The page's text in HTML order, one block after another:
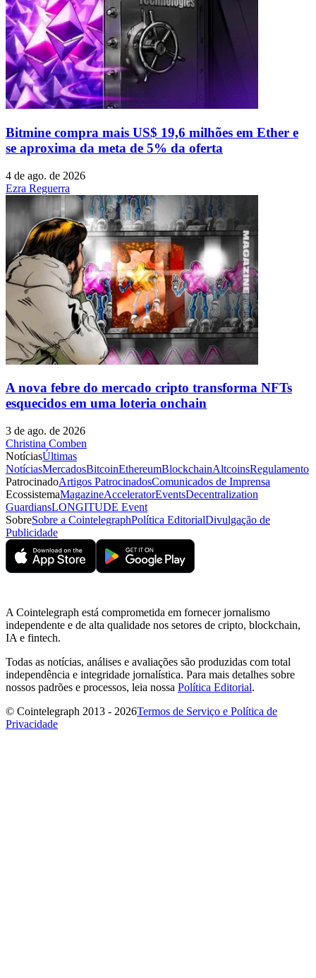
Bitmine compra mais US$ 19,6 milhões em Ether e
se aproxima da meta de 5% da oferta
4 de ago. de 2026
Ezra Reguerra
A nova febre do mercado cripto transforma NFTs
esquecidos em uma loteria onchain
3 de ago. de 2026
Christina Comben
NotíciasÚltimas
NotíciasMercadosBitcoinEthereumBlockchainAltcoinsRegulamento
PatrocinadoArtigos PatrocinadosComunicados de Imprensa
EcossistemaMagazineAcceleratorEventsDecentralization
GuardiansLONGITUDE Event
SobreSobre a CointelegraphPolítica EditorialDivulgação de
Publicidade
A Cointelegraph está comprometida em fornecer jornalismo
independente e de alta qualidade nos setores de cripto, blockchain,
IA e fintech.
Todas as notícias, análises e avaliações são produzidas com total
independência e integridade jornalística. Para mais detalhes sobre
nossos padrões e processos, leia nossa Política Editorial.
© Cointelegraph 2013 - 2026Termos de Serviço e Política de
Privacidade